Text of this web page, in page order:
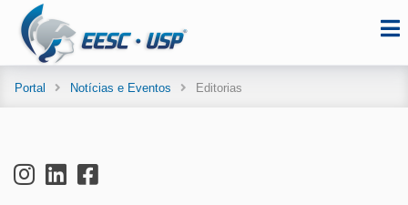
Portal Notícias e Eventos Editorias